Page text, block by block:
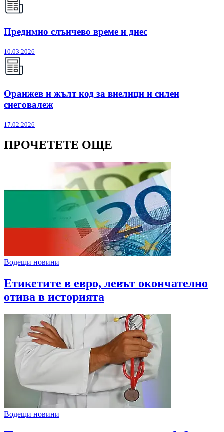
Предимно слънчево време и днес
10.03.2026
Оранжев и жълт код за виелици и силен
снеговалеж
17.02.2026
ПРОЧЕТЕТЕ ОЩЕ
Водещи новини
Етикетите в евро, левът окончателно
отива в историята
Водещи новини